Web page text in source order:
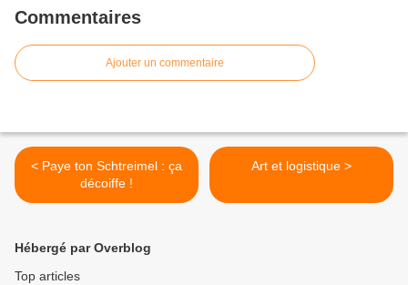
Commentaires
Ajouter un commentaire
< Paye ton Schtreimel : ça
décoiffe !
Art et logistique >
Hébergé par Overblog
Top articles